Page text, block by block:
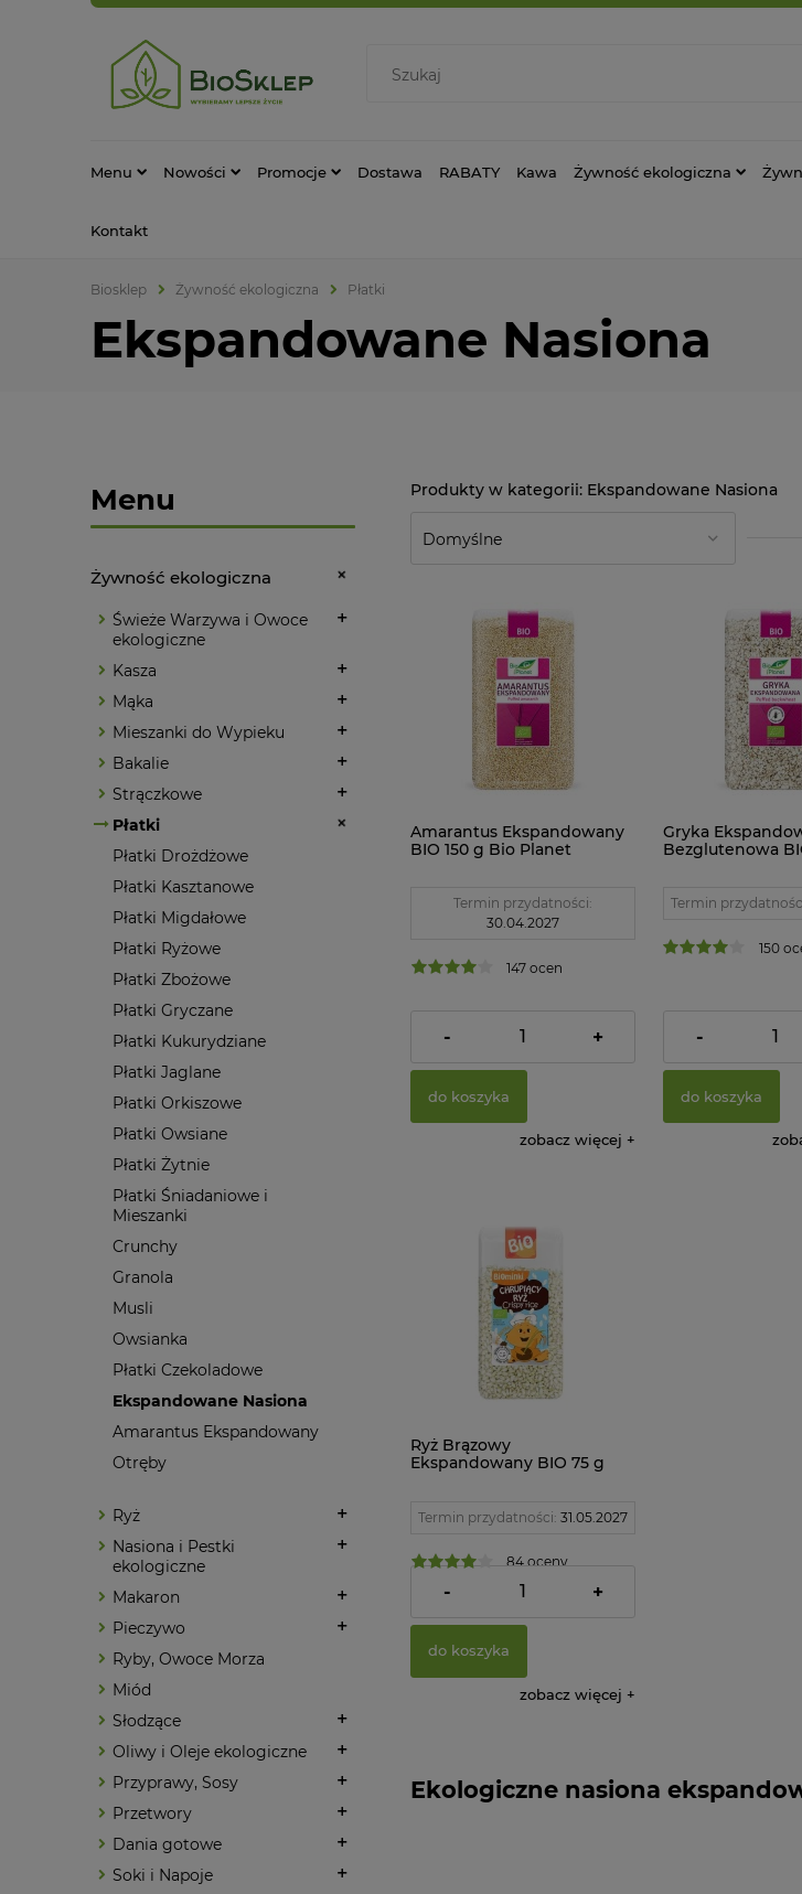
Menu Nowości Promocje Dostawa RABATY Kawa Żywność ekologiczna
Kontakt
Biosklep Żywność ekologiczna Płatki
Ekspandowane Nasiona
Menu
Żywność ekologiczna
Świeże Warzywa i Owoce
ekologiczne
Kasza
Mąka
Mieszanki do Wypieku
Bakalie
Strączkowe
Płatki
Płatki Drożdżowe
Płatki Kasztanowe
Płatki Migdałowe
Płatki Ryżowe
Płatki Zbożowe
Płatki Gryczane
Płatki Kukurydziane
Płatki Jaglane
Płatki Orkiszowe
Płatki Owsiane
Płatki Żytnie
Płatki Śniadaniowe i
Mieszanki
Crunchy
Granola
Musli
Owsianka
Płatki Czekoladowe
Ekspandowane Nasiona
Amarantus Ekspandowany
Otręby
Ryż
Nasiona i Pestki
ekologiczne
Makaron
Pieczywo
Ryby, Owoce Morza
Miód
Słodzące
Oliwy i Oleje ekologiczne
Przyprawy, Sosy
Przetwory
Dania gotowe
Soki i Napoje
Ekspandowane Nasiona
Amarantus Ekspandowany
BIO 150 g Bio Planet
Termin przydatności:
30.04.2027
147 ocen
12,21 zł
- +
do koszyka
zobacz więcej
Gryka
Bezglutenowa
Termin
150
8,99 zł
-
do koszyka
Ryż Brązowy
Ekspandowany BIO 75 g
Termin przydatności: 31.05.2027
84 oceny
6,90 zł
- +
do koszyka
zobacz więcej
Ekologiczne nasiona